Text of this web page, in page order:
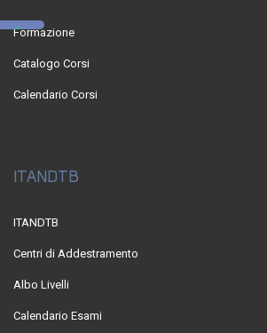
Formazione
Catalogo Corsi
Calendario Corsi
ITANDTB
ITANDTB
Centri di Addestramento
Albo Livelli
Calendario Esami